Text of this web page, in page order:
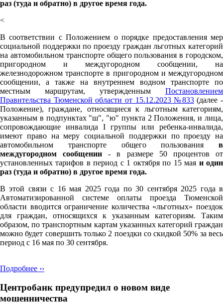
раз (туда и обратно) в другое время года.
<
В соответствии с Положением о порядке предоставления мер
социальной поддержки по проезду граждан льготных категорий
на автомобильном транспорте общего пользования в городском,
пригородном и междугородном сообщении, на
железнодорожном транспорте в пригородном и междугородном
сообщении, а также на внутреннем водном транспорте по
местным маршрутам, утвержденным Постановлением
Правительства Тюменской области от 15.12.2023 №833(далее -
Положение), граждане, относящиеся к льготным категориям,
указанным в подпунктах "ш", "ю" пункта 2 Положения, и лица,
сопровождающие инвалида I группы или ребенка-инвалида,
имеют право на меру социальной поддержки по проезду на
автомобильном транспорте общего пользования в
междугородном сообщении - в размере 50 процентов от
установленных тарифов в период с 1 октября по 15 мая и один
раз (туда и обратно) в другое время года.
В этой связи с 16 мая 2025 года по 30 сентября 2025 года в
Автоматизированной системе оплаты проезда Тюменской
области вводится ограничение количества «льготных» поездок
для граждан, относящихся к указанным категориям. Таким
образом, по транспортным картам указанных категорий граждан
можно будет совершить только 2 поездки со скидкой 50% за весь
период с 16 мая по 30 сентября.
Подробнее ››
Центробанк предупредил о новом виде
мошенничества